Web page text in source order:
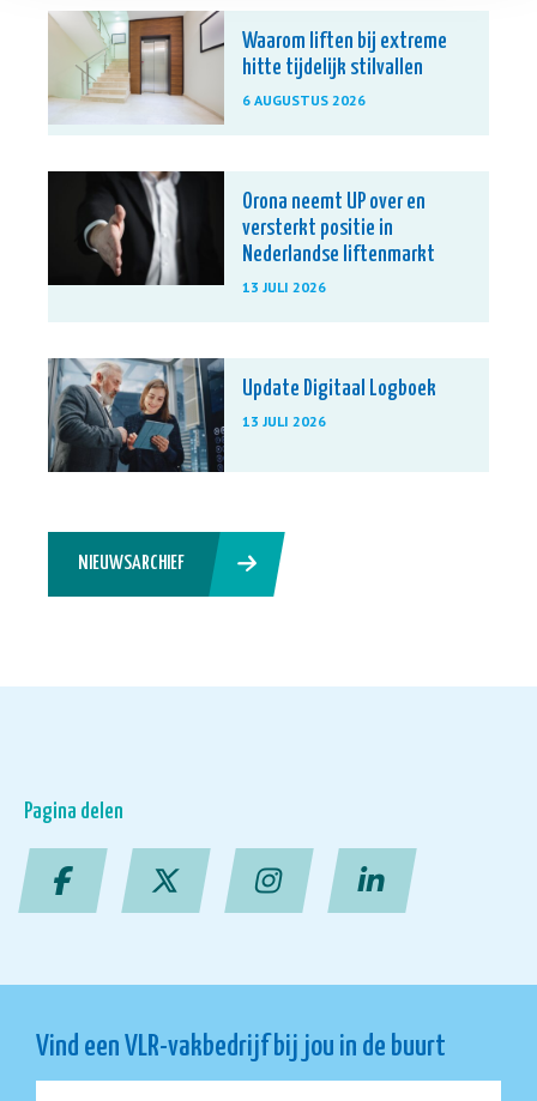
Waarom liften bij extreme
hitte tijdelijk stilvallen
6 AUGUSTUS 2026
Orona neemt UP over en
versterkt positie in
Nederlandse liftenmarkt
13 JULI 2026
Update Digitaal Logboek
13 JULI 2026
NIEUWSARCHIEF
Pagina delen
Vind een VLR-vakbedrijf bij jou in de buurt